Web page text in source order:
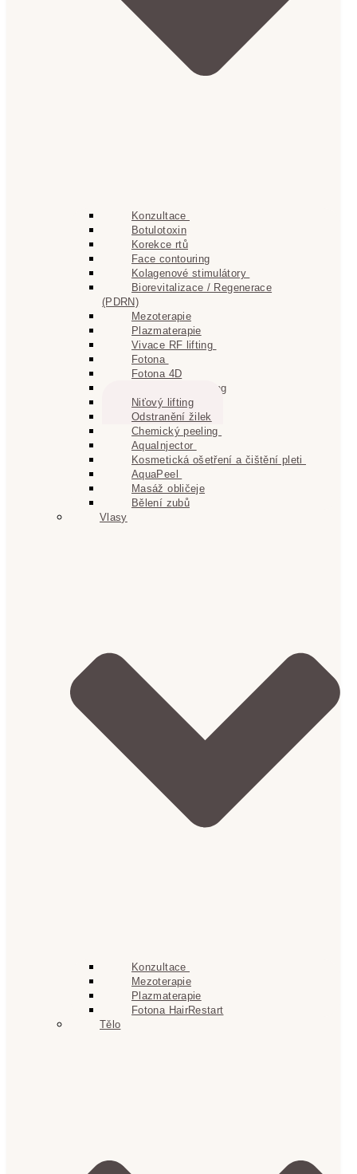
Konzultace
Botulotoxin
Korekce rtů
Face contouring
Kolagenové stimulátory
Biorevitalizace / Regenerace
(PDRN)
Mezoterapie
Plazmaterapie
Vivace RF lifting
Fotona
Fotona 4D
Fotona Resurfacing
Niťový lifting
Odstranění žilek
Chemický peeling
AquaInjector
Kosmetická ošetření a čištění pleti
AquaPeel
Masáž obličeje
Bělení zubů
Vlasy
Konzultace
Mezoterapie
Plazmaterapie
Fotona HairRestart
Tělo